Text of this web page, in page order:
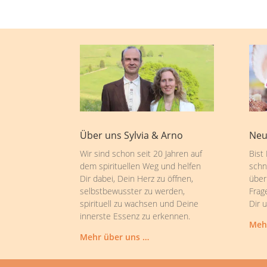
Über uns Sylvia & Arno
Wir sind schon seit 20 Jahren auf
dem spirituellen Weg und helfen
Dir dabei, Dein Herz zu öffnen,
selbstbewusster zu werden,
spirituell zu wachsen und Deine
innerste Essenz zu erkennen.
Mehr über uns …
Bist
Dir